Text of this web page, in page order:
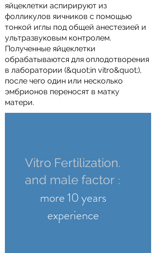
яйцеклетки аспирируют из
фолликулов яичников с помощью
тонкой иглы под общей анестезией и
ультразвуковым контролем.
Полученные яйцеклетки
обрабатываются для оплодотворения
в лаборатории (&quot;in vitro&quot;),
после чего один или несколько
эмбрионов переносят в матку
матери.
Vitro Fertilization.
and male factor :
more 10 years
experience